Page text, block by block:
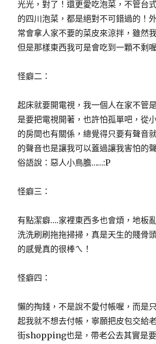
光光，對了！還更愛吃泡菜，不管台
的四川泡菜，都是絕對不可錯過的！
常會拿人家不要的菜皮來涼拌，雖然
但是那樣東西我可是會吃到一顆不剩喔
怪癖二：
起床就要開電視，我一個人在家不管
是要把電視開著，也許怕孤單吧，從
的房間也有關係，總覺得只要有聲音
的聲音也是讓我可以蓋過讓我害怕的
俗語說：惡人小鳥膽……:P
怪癖三：
有點潔癖….家裡東西多也會煩，地板
洗洗刷刷拖拖掃掃，真是天生的賤骨
的感覺真的很棒ㄟ！
怪癖四：
懶的掏錢，不是說不愛付帳喔，而是
起我就不想去付帳，寧願把皮包交給
街shopping也是，帶老公去其實是要